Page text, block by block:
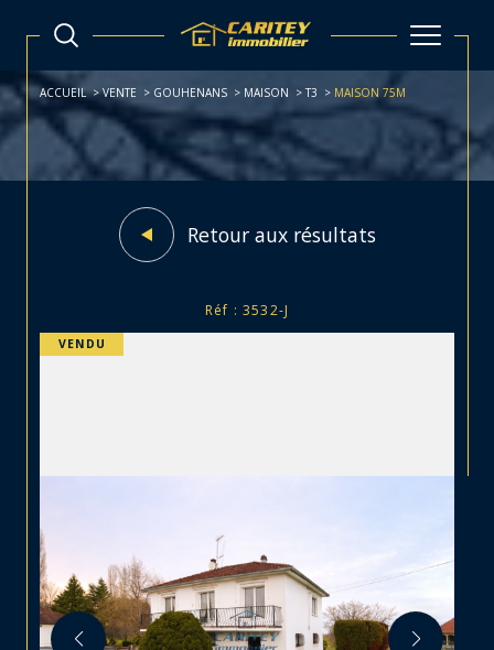
ACCUEIL VENTE GOUHENANS MAISON T3 MAISON 75M
Retour aux résultats
Réf : 3532-J
VENDU